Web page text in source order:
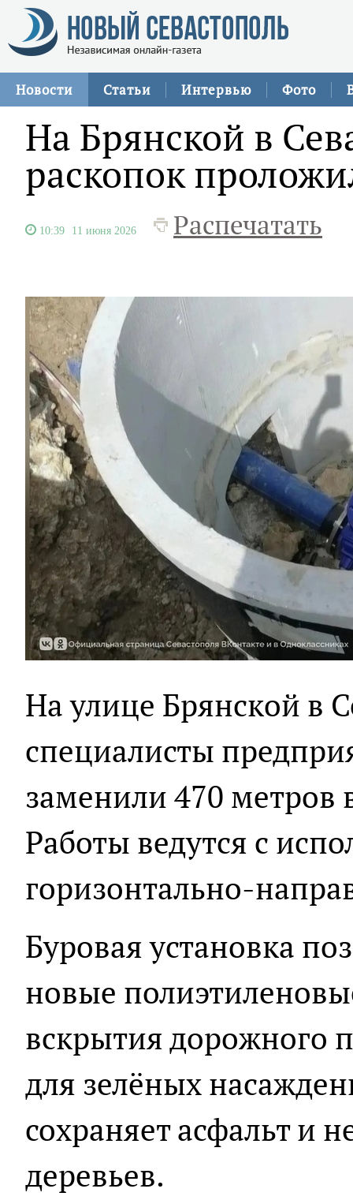
Новости Статьи Интервью Фото
На Брянской в
раскопок
10:39 11 июня 2026 Распечатать
На улице Брянской в
специалисты
заменили 470 метров
Работы ведутся с
горизонтально-
Буровая установка
новые
вскрытия дорожного
для зелёных
сохраняет асфальт и
деревьев.